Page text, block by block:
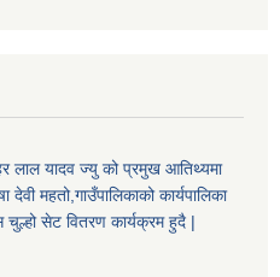
लाल यादव ज्यु को प्रमुख आतिथ्यमा
महतो,गाउँपालिकाको कार्यपालिका
सेट वितरण कार्यक्रम हुदै |